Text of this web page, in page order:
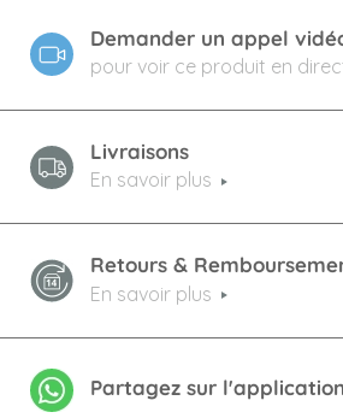
Demander un appel
pour voir ce produit en
Livraisons
En savoir plus
Retours &
En savoir plus
Partagez sur